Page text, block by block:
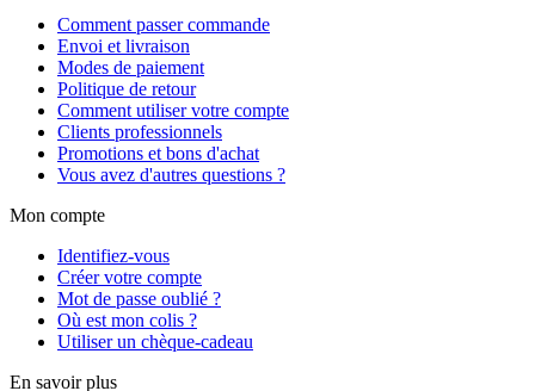
Comment passer commande
Envoi et livraison
Modes de paiement
Politique de retour
Comment utiliser votre compte
Clients professionnels
Promotions et bons d'achat
Vous avez d'autres questions ?
Mon compte
Identifiez-vous
Créer votre compte
Mot de passe oublié ?
Où est mon colis ?
Utiliser un chèque-cadeau
En savoir plus